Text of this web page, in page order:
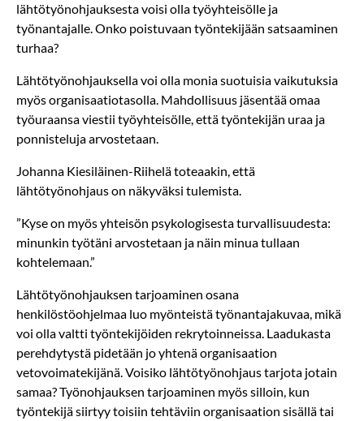
lähtötyönohjauksesta voisi olla työyhteisölle ja
työnantajalle. Onko poistuvaan työntekijään satsaaminen
turhaa?
Lähtötyönohjauksella voi olla monia suotuisia vaikutuksia
myös organisaatiotasolla. Mahdollisuus jäsentää omaa
työuraansa viestii työyhteisölle, että työntekijän uraa ja
ponnisteluja arvostetaan.
Johanna Kiesiläinen-Riihelä toteaakin, että
lähtötyönohjaus on näkyväksi tulemista.
”Kyse on myös yhteisön psykologisesta turvallisuudesta:
minunkin työtäni arvostetaan ja näin minua tullaan
kohtelemaan.”
Lähtötyönohjauksen tarjoaminen osana
henkilöstöohjelmaa luo myönteistä työnantajakuvaa, mikä
voi olla valtti työntekijöiden rekrytoinneissa. Laadukasta
perehdytystä pidetään jo yhtenä organisaation
vetovoimatekijänä. Voisiko lähtötyönohjaus tarjota jotain
samaa? Työnohjauksen tarjoaminen myös silloin, kun
työntekijä siirtyy toisiin tehtäviin organisaation sisällä tai